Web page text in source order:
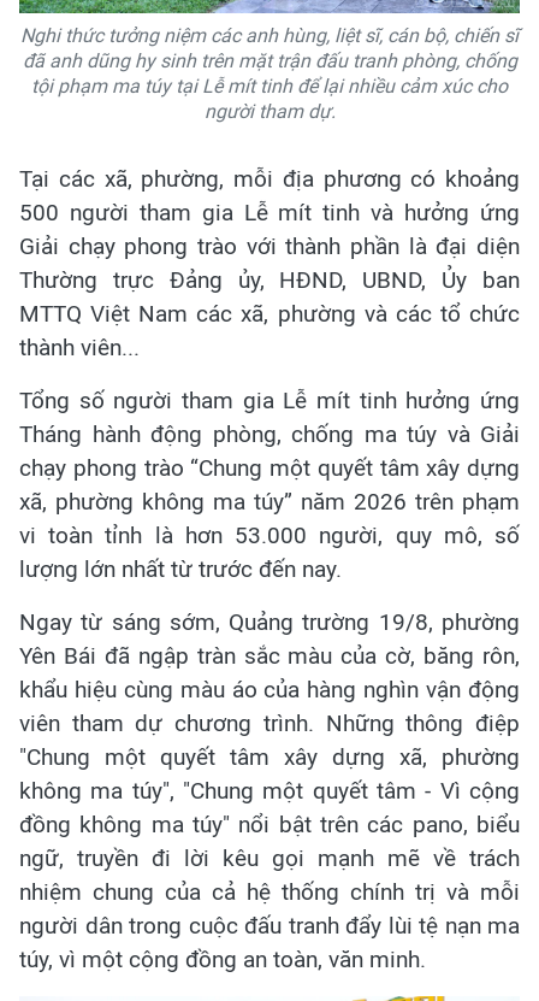
Nghi thức tưởng niệm các anh hùng, liệt sĩ, cán bộ, chiến sĩ
đã anh dũng hy sinh trên mặt trận đấu tranh phòng, chống
tội phạm ma túy tại Lễ mít tinh để lại nhiều cảm xúc cho
người tham dự.
Tại các xã, phường, mỗi địa phương có khoảng
500 người tham gia Lễ mít tinh và hưởng ứng
Giải chạy phong trào với thành phần là đại diện
Thường trực Đảng ủy, HĐND, UBND, Ủy ban
MTTQ Việt Nam các xã, phường và các tổ chức
thành viên...
Tổng số người tham gia Lễ mít tinh hưởng ứng
Tháng hành động phòng, chống ma túy và Giải
chạy phong trào “Chung một quyết tâm xây dựng
xã, phường không ma túy” năm 2026 trên phạm
vi toàn tỉnh là hơn 53.000 người, quy mô, số
lượng lớn nhất từ trước đến nay.
Ngay từ sáng sớm, Quảng trường 19/8, phường
Yên Bái đã ngập tràn sắc màu của cờ, băng rôn,
khẩu hiệu cùng màu áo của hàng nghìn vận động
viên tham dự chương trình. Những thông điệp
"Chung một quyết tâm xây dựng xã, phường
không ma túy", "Chung một quyết tâm - Vì cộng
đồng không ma túy" nổi bật trên các pano, biểu
ngữ, truyền đi lời kêu gọi mạnh mẽ về trách
nhiệm chung của cả hệ thống chính trị và mỗi
người dân trong cuộc đấu tranh đẩy lùi tệ nạn ma
túy, vì một cộng đồng an toàn, văn minh.